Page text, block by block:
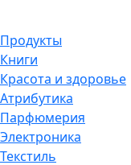
Продукты
Книги
Красота и здоровье
Атрибутика
Парфюмерия
Электроника
Текстиль